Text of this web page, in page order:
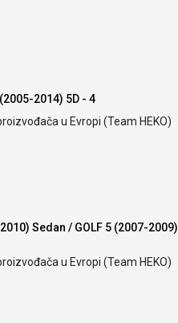
2014) 5D - 4
u Evropi (Team HEKO)
Sedan / GOLF 5 (2007-2009)
u Evropi (Team HEKO)